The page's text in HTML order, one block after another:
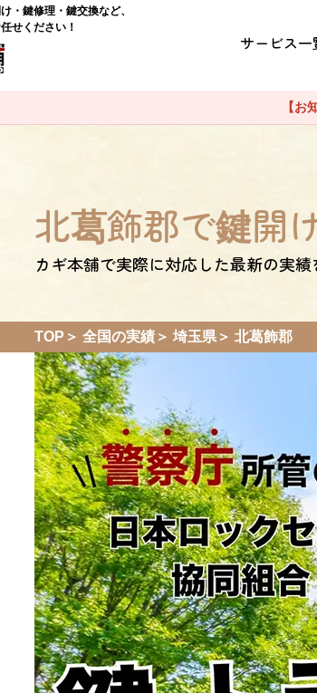
・鍵修理・鍵交換など、
せください！
サービス一
【お
北葛飾郡で鍵開
カギ本舗で実際に対応した最新の実
TOP 全国の実績 埼玉県 北葛飾郡